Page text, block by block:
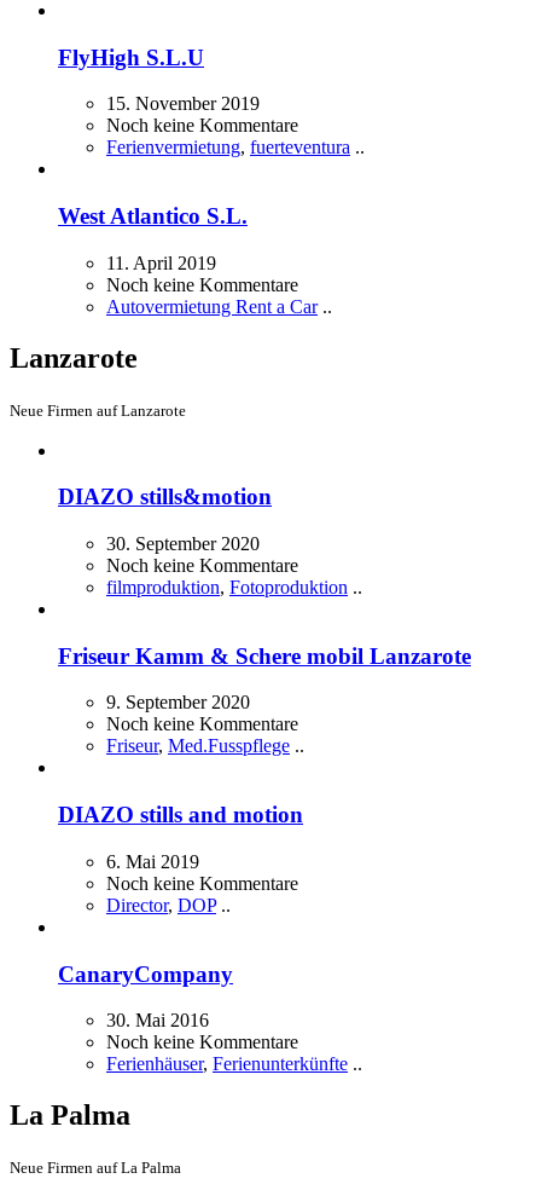
FlyHigh S.L.U
15. November 2019
Noch keine Kommentare
Ferienvermietung, fuerteventura ..
West Atlantico S.L.
11. April 2019
Noch keine Kommentare
Autovermietung Rent a Car..
Lanzarote
Neue Firmen auf Lanzarote
DIAZO stills&motion
30. September 2020
Noch keine Kommentare
filmproduktion, Fotoproduktion ..
Friseur Kamm & Schere mobil Lanzarote
9. September 2020
Noch keine Kommentare
Friseur, Med.Fusspflege ..
DIAZO stills and motion
6. Mai 2019
Noch keine Kommentare
Director, DOP..
CanaryCompany
30. Mai 2016
Noch keine Kommentare
Ferienhäuser, Ferienunterkünfte ..
La Palma
Neue Firmen auf La Palma